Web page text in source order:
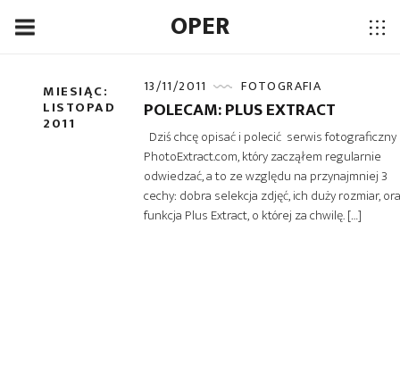
OPER
MIESIĄC:
LISTOPAD
2011
13/11/2011 FOTOGRAFIA
POLECAM: PLUS EXTRACT
Dziś chcę opisać i polecić serwis fotograficzny
PhotoExtract.com, który zacząłem regularnie
odwiedzać, a to ze względu na przynajmniej 3
cechy: dobra selekcja zdjęć, ich duży rozmiar,
funkcja Plus Extract, o której za chwilę. […]